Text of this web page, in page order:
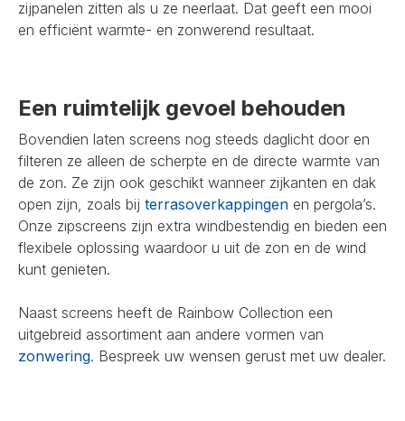
zijpanelen zitten als u ze neerlaat. Dat geeft een mooi
en efficiënt warmte- en zonwerend resultaat.
Een ruimtelijk gevoel behouden
Bovendien laten screens nog steeds daglicht door en
filteren ze alleen de scherpte en de directe warmte van
de zon. Ze zijn ook geschikt wanneer zijkanten en dak
open zijn, zoals bij terrasoverkappingen en pergola’s.
Onze zipscreens zijn extra windbestendig en bieden een
flexibele oplossing waardoor u uit de zon en de wind
kunt genieten.
Naast screens heeft de Rainbow Collection een
uitgebreid assortiment aan andere vormen van
zonwering. Bespreek uw wensen gerust met uw dealer.